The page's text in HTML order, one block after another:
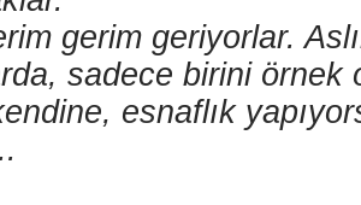
gerim geriyorlar.
sadece birini örnek
esnaflık